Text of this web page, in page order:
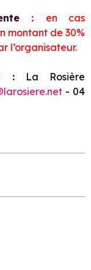
: en cas
montant de 30%
l’organisateur.
: La Rosière
- 04